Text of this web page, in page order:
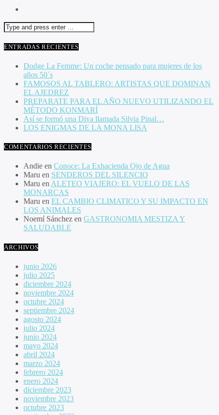
ENTRADAS RECIENTES
Dodge La Femme: Un coche pensado para mujeres de los
años 50´s
FAMOSOS AL TABLERO: ARTISTAS QUE DOMINAN
EL AJEDREZ
PREPARATE PARA EL AÑO NUEVO UTILIZANDO EL
MÉTODO KONMARÍ
Así se formó una Diva llamada Silvia Pinal…
LOS ENIGMAS DE LA MONA LISA
COMENTARIOS RECIENTES
Andie en Conoce: La Exhacienda Ojo de Agua
Maru en SENDEROS DEL SILENCIO
Maru en ALETEO VIAJERO: EL VUELO DE LAS
MONARCAS
Maru en EL CAMBIO CLIMATICO Y SU IMPACTO EN
LOS ANIMALES
Noemí Sánchez en GASTRONOMIA MESTIZA Y
SALUDABLE
ARCHIVOS
junio 2026
julio 2025
diciembre 2024
noviembre 2024
octubre 2024
septiembre 2024
agosto 2024
julio 2024
junio 2024
mayo 2024
abril 2024
marzo 2024
febrero 2024
enero 2024
diciembre 2023
noviembre 2023
octubre 2023